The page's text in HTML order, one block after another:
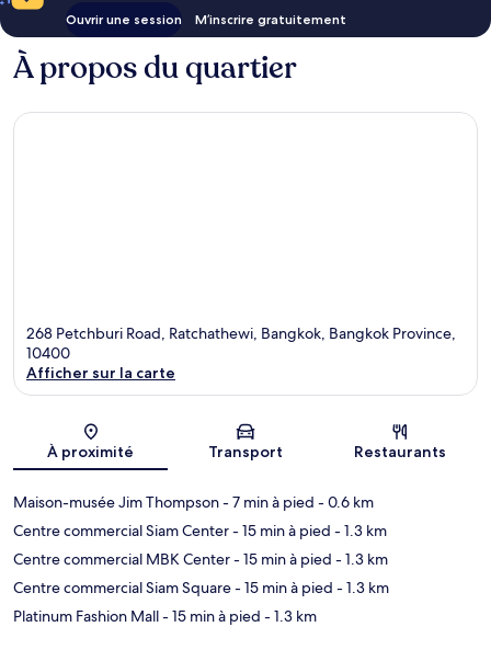
Ouvrir une session M’inscrire gratuitement
À propos du quartier
268 Petchburi Road, Ratchathewi, Bangkok, Bangkok Province,
10400
Afficher sur la carte
À proximité Transport Restaurants
Maison-musée Jim Thompson- 7 min à pied - 0.6 km
Centre commercial Siam Center- 15 min à pied - 1.3 km
Centre commercial MBK Center- 15 min à pied - 1.3 km
Centre commercial Siam Square- 15 min à pied - 1.3 km
Platinum Fashion Mall- 15 min à pied - 1.3 km